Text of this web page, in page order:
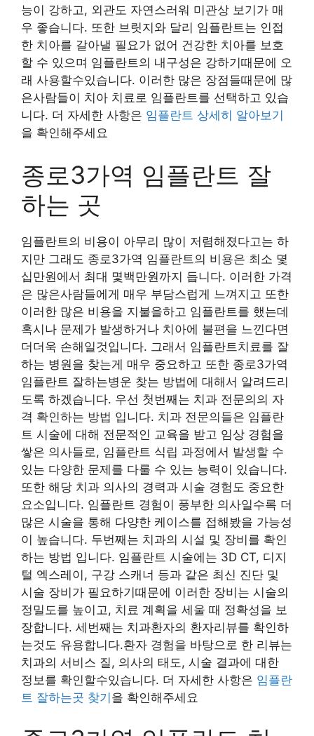
능이 강하고, 외관도 자연스러워 미관상 보기가 매
우 좋습니다. 또한 브릿지와 달리 임플란트는 인접
한 치아를 갈아낼 필요가 없어 건강한 치아를 보호
할 수 있으며 임플란트의 내구성은 강하기때문에 오
래 사용할수있습니다. 이러한 많은 장점들때문에 많
은사람들이 치아 치료로 임플란트를 선택하고 있습
니다. 더 자세한 사항은 임플란트 상세히 알아보기
을 확인해주세요
종로3가역 임플란트 잘
하는 곳
임플란트의 비용이 아무리 많이 저렴해졌다고는 하
지만 그래도 종로3가역 임플란트의 비용은 최소 몇
십만원에서 최대 몇백만원까지 듭니다. 이러한 가격
은 많은사람들에게 매우 부담스럽게 느껴지고 또한
이러한 많은 비용을 지불을하고 임플란트를 했는데
혹시나 문제가 발생하거나 치아에 불편을 느낀다면
더더욱 손해일것입니다. 그래서 임플란트치료를 잘
하는 병원을 찾는게 매우 중요하고 또한 종로3가역
임플란트 잘하는병운 찾는 방법에 대해서 알려드리
도록 하겠습니다. 우선 첫번째는 치과 전문의의 자
격 확인하는 방법 입니다. 치과 전문의들은 임플란
트 시술에 대해 전문적인 교육을 받고 임상 경험을
쌓은 의사들로, 임플란트 식립 과정에서 발생할 수
있는 다양한 문제를 다룰 수 있는 능력이 있습니다.
또한 해당 치과 의사의 경력과 시술 경험도 중요한
요소입니다. 임플란트 경험이 풍부한 의사일수록 더
많은 시술을 통해 다양한 케이스를 접해봤을 가능성
이 높습니다. 두번째는 치과의 시설 및 장비를 확인
하는 방법 입니다. 임플란트 시술에는 3D CT, 디지
털 엑스레이, 구강 스캐너 등과 같은 최신 진단 및
시술 장비가 필요하기때문에 이러한 장비는 시술의
정밀도를 높이고, 치료 계획을 세울 때 정확성을 보
장합니다. 세번째는 치과환자의 환자리뷰를 확인하
는것도 유용합니다.환자 경험을 바탕으로 한 리뷰는
치과의 서비스 질, 의사의 태도, 시술 결과에 대한
정보를 확인할수있습니다. 더 자세한 사항은 임플란
트 잘하는곳 찾기을 확인해주세요